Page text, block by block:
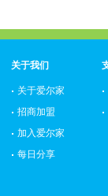
关于我们
关于爱尔家
招商加盟
加入爱尔家
每日分享